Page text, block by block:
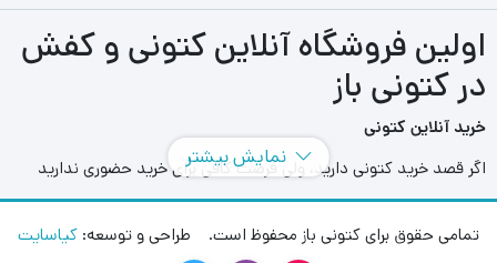
اولین فروشگاه آنلاین کتونی و کفش
در کتونی باز
خرید آنلاین کتونی
اگر قصد خرید کتونی دارید، ولی فرصت کافی برای خرید حضوری ندارید
آنها را انتخاب کنید و در هر محل و هر زمانی بدون محدودیت مدل های
نمایش بیشتر
تمامی حقوق برای کتونی باز محفوظ است. طراحی و توسعه: کیاسایت